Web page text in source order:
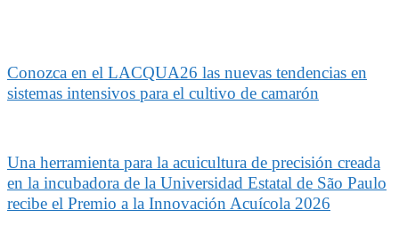
Conozca en el LACQUA26 las nuevas tendencias en
sistemas intensivos para el cultivo de camarón
Una herramienta para la acuicultura de precisión creada
en la incubadora de la Universidad Estatal de São Paulo
recibe el Premio a la Innovación Acuícola 2026